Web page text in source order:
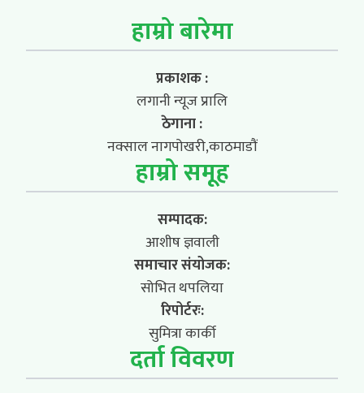
हाम्रो बारेमा
प्रकाशक :
लगानी न्यूज प्रालि
ठेगाना :
नक्साल नागपोखरी,काठमाडौं
हाम्रो समूह
सम्पादक:
आशीष ज्ञवाली
समाचार संयोजक:
सोभित थपलिया
रिपोर्टरः:
सुमित्रा कार्की
दर्ता विवरण